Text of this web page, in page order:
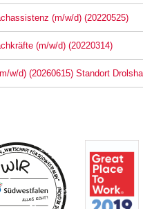
(m/w/d) (20220525)
(m/w/d) (20220314)
w/d) (20260615) Standort